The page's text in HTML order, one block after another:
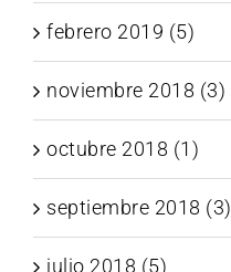
febrero 2019 (5)
noviembre 2018 (3)
octubre 2018 (1)
septiembre 2018 (3)
julio 2018 (5)